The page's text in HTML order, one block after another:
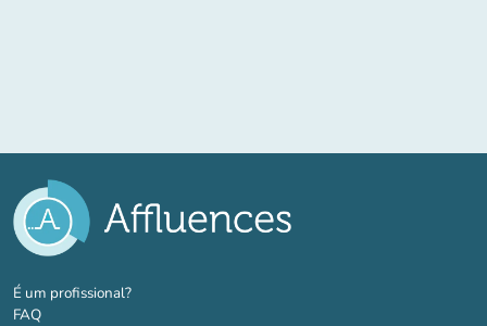
É um profissional?(novo separador)
FAQ